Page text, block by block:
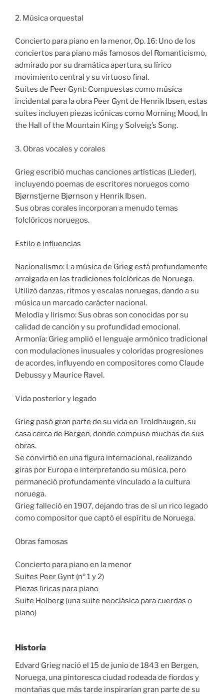
2. Música orquestal
Concierto para piano en la menor, Op. 16: Uno de los
conciertos para piano más famosos del Romanticismo,
admirado por su dramática apertura, su lírico
movimiento central y su virtuoso final.
Suites de Peer Gynt: Compuestas como música
incidental para la obra Peer Gynt de Henrik Ibsen, estas
suites incluyen piezas icónicas como Morning Mood, In
the Hall of the Mountain King y Solveig’s Song.
3. Obras vocales y corales
Grieg escribió muchas canciones artísticas (Lieder),
incluyendo poemas de escritores noruegos como
Bjørnstjerne Bjørnson y Henrik Ibsen.
Sus obras corales incorporan a menudo temas
folclóricos noruegos.
Estilo e influencias
Nacionalismo: La música de Grieg está profundamente
arraigada en las tradiciones folclóricas de Noruega.
Utilizó danzas, ritmos y escalas noruegas, dando a su
música un marcado carácter nacional.
Melodía y lirismo: Sus obras son conocidas por su
calidad de canción y su profundidad emocional.
Armonía: Grieg amplió el lenguaje armónico tradicional
con modulaciones inusuales y coloridas progresiones
de acordes, influyendo en compositores como Claude
Debussy y Maurice Ravel.
Vida posterior y legado
Grieg pasó gran parte de su vida en Troldhaugen, su
casa cerca de Bergen, donde compuso muchas de sus
obras.
Se convirtió en una figura internacional, realizando
giras por Europa e interpretando su música, pero
permaneció profundamente vinculado a la cultura
noruega.
Grieg falleció en 1907, dejando tras de sí un rico legado
como compositor que captó el espíritu de Noruega.
Obras famosas
Concierto para piano en la menor
Suites Peer Gynt (nº 1 y 2)
Piezas líricas para piano
Suite Holberg (una suite neoclásica para cuerdas o
piano)
Historia
Edvard Grieg nació el 15 de junio de 1843 en Bergen,
Noruega, una pintoresca ciudad rodeada de fiordos y
montañas que más tarde inspirarían gran parte de su